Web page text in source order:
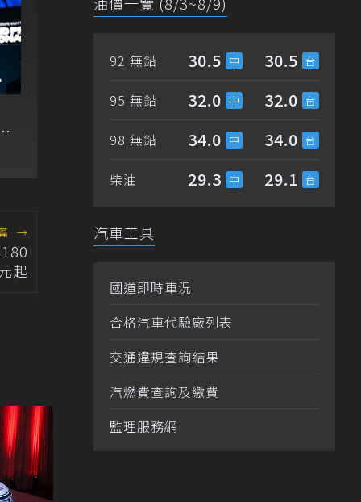
→
起
92 無鉛 30.5 30.5
95 無鉛 32.0 32.0
98 無鉛 34.0 34.0
柴油 29.3 29.1
汽車工具
國道即時車況
合格汽車代驗廠列表
交通違規查詢結果
汽燃費查詢及繳費
監理服務網